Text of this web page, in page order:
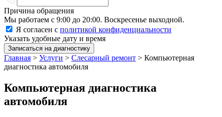
Причина обращения
Мы работаем с 9:00 до 20:00. Воскресенье выходной.
Я согласен с политикой конфиденциальности
Указать удобные дату и время
Записаться на диагностику
Главная > Услуги > Слесарный ремонт > Компьютерная
диагностика автомобиля
Компьютерная диагностика
автомобиля